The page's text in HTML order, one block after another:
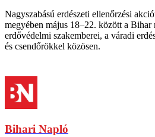
Nagyszabású erdészeti ellenőrzési
megyében május 18–22. között a Bihar
erdővédelmi szakemberei, a váradi
és csendőrökkel közösen.
Bihari Napló